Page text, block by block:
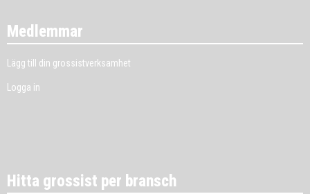
Medlemmar
Lägg till din grossistverksamhet
Logga in
Hitta grossist per bransch